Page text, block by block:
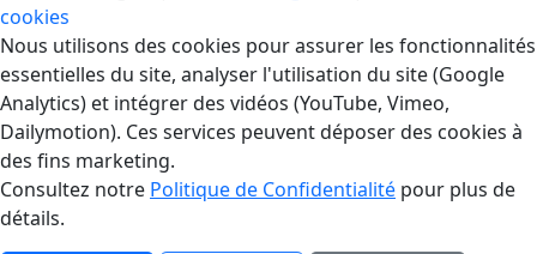
cookies
Gestion des Cookies
Nous utilisons des cookies pour assurer les fonctionnalités
essentielles du site, analyser l'utilisation du site (Google
Analytics) et intégrer des vidéos (YouTube, Vimeo,
Dailymotion). Ces services peuvent déposer des cookies à
des fins marketing.
Consultez notre Politique de Confidentialité pour plus de
détails.